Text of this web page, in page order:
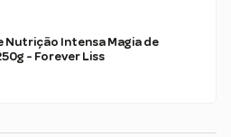
Nutrição Intensa Magia de
- Forever Liss